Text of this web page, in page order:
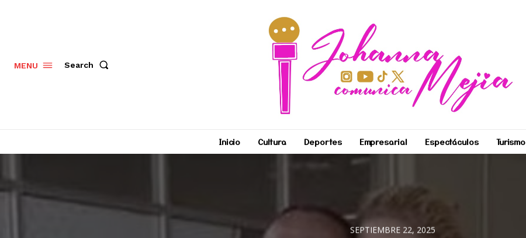
MENU Search
Inicio Cultura Deportes Empresarial Espectáculos Turismo
SEPTIEMBRE 22, 2025